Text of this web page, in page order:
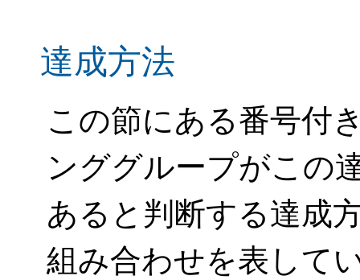
達成方法
この節にある番号付
ンググループがこの
あると判断する達成
組み合わせを表して